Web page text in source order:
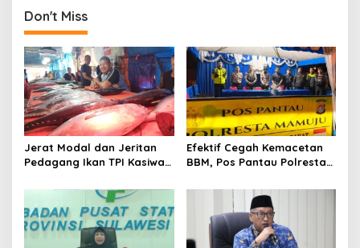
n
a
v
i
g
a
t
i
o
n
Don't Miss
Jerat Modal dan Jeritan
Pedagang Ikan TPI Kasiwa
Melonjak
Efektif Cegah Kemacetan
BBM, Pos Pantau Polresta
SPBU Kali Mamuju